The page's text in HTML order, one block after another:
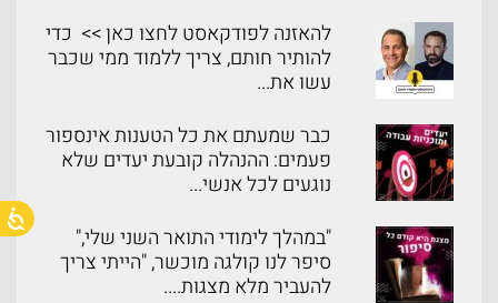
להאזנה לפודקאסט לחצו כאן >> כדי
להותיר חותם, צריך ללמוד ממי שכבר
עשו את...
כבר שמעתם את כל הטענות אינספור
פעמים: ההנהלה קובעת יעדים שלא
נוגעים לכל אנשי...
"במהלך לימודי התואר השני שלי,"
סיפר לנו קולגה מוכשר, "הייתי צריך
להעביר מלא מצגות....